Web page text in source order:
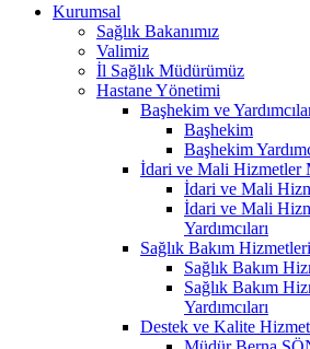
Kurumsal
Sağlık Bakanımız
Valimiz
İl Sağlık Müdürümüz
Hastane Yönetimi
Başhekim ve
Başhekim
Başhekim
İdari ve Mali Hizmetler
İdari ve Mali
İdari ve Mali
Yardımcıları
Sağlık Bakım
Sağlık Bakım
Sağlık Bakım
Yardımcıları
Destek ve Kalite